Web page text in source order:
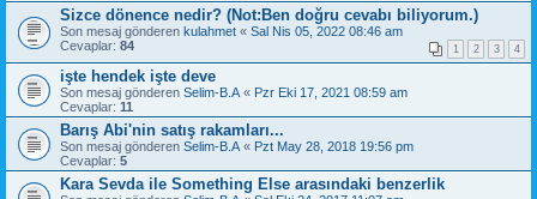
Sizce dönence nedir? (Not:Ben doğru cevabı biliyorum.)
Son mesaj gönderen kulahmet « Sal Nis 05, 2022 08:46 am
Cevaplar: 84 1 2 3 4
işte hendek işte deve
Son mesaj gönderen Selim-B.A « Pzr Eki 17, 2021 08:59 am
Cevaplar: 11
Barış Abi'nin satış rakamları...
Son mesaj gönderen Selim-B.A « Pzt May 28, 2018 19:56 pm
Cevaplar: 5
Kara Sevda ile Something Else arasındaki benzerlik